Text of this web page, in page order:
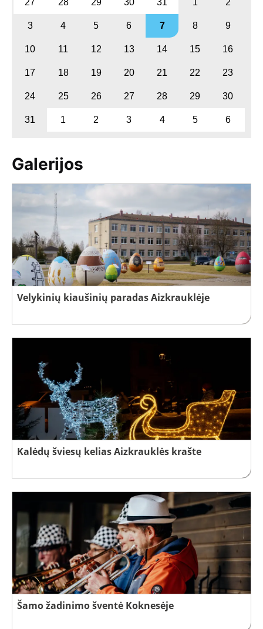
3 4 5 6 7 8 9
10 11 12 13 14 15 16
17 18 19 20 21 22 23
24 25 26 27 28 29 30
31 1 2 3 4 5 6
Galerijos
Velykinių kiaušinių paradas Aizkrauklėje
Kalėdų šviesų kelias Aizkrauklės krašte
Šamo žadinimo šventė Koknesėje